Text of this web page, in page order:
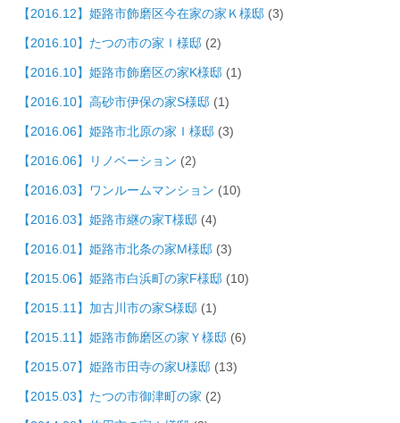
【2016.12】姫路市飾磨区今在家の家Ｋ様邸 (3)
【2016.10】たつの市の家Ｉ様邸 (2)
【2016.10】姫路市飾磨区の家K様邸 (1)
【2016.10】高砂市伊保の家S様邸 (1)
【2016.06】姫路市北原の家Ｉ様邸 (3)
【2016.06】リノベーション (2)
【2016.03】ワンルームマンション (10)
【2016.03】姫路市継の家T様邸 (4)
【2016.01】姫路市北条の家M様邸 (3)
【2015.06】姫路市白浜町の家F様邸 (10)
【2015.11】加古川市の家S様邸 (1)
【2015.11】姫路市飾磨区の家Ｙ様邸 (6)
【2015.07】姫路市田寺の家U様邸 (13)
【2015.03】たつの市御津町の家 (2)